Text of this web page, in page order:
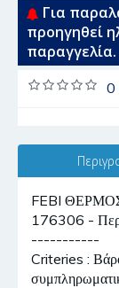
Για
προηγηθεί
παραγγελία.
0
FEBI
176306 -
-----------
Criteries :